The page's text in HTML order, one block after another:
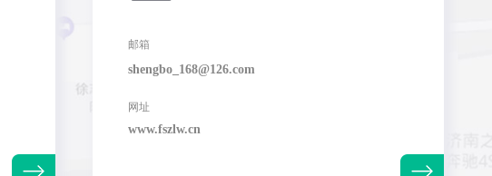
邮箱
shengbo_168@126.com
网址
www.fszlw.cn